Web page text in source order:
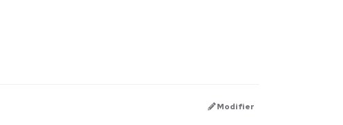
Modifier